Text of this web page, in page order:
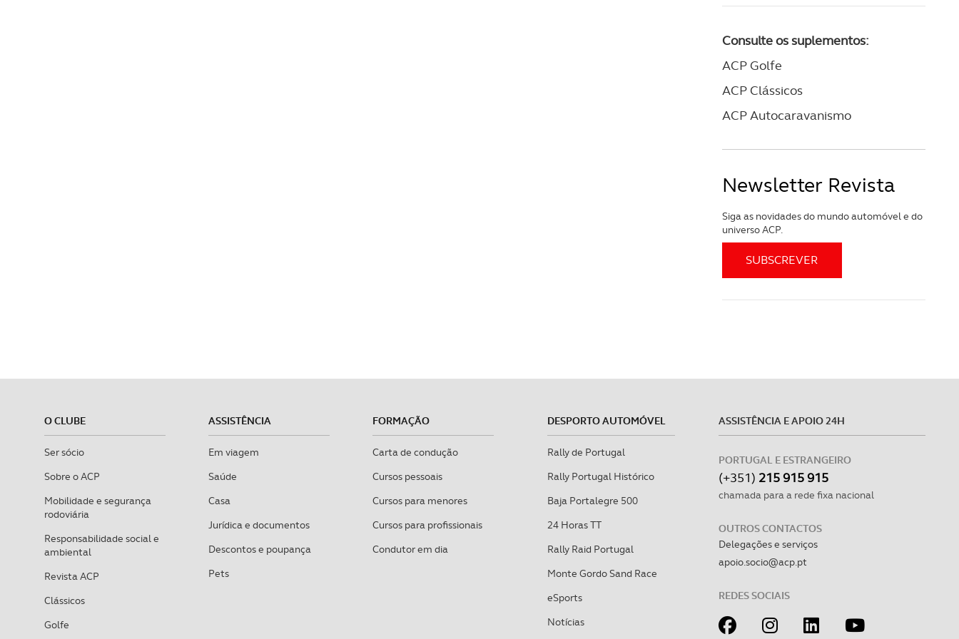
Consulte os suplementos:
ACP Golfe
ACP Clássicos
ACP Autocaravanismo
Newsletter Revista
Siga as novidades do mundo automóvel e do
universo ACP.
O CLUBE
Ser sócio
Sobre o ACP
Mobilidade e segurança
rodoviária
Responsabilidade social e
ambiental
Revista ACP
Clássicos
Golfe
ASSISTÊNCIA
Em viagem
Saúde
Casa
Jurídica e documentos
Descontos e poupança
Pets
FORMAÇÃO
Carta de condução
Cursos pessoais
Cursos para menores
Cursos para profissionais
Condutor em dia
DESPORTO AUTOMÓVEL
Rally de Portugal
Rally Portugal Histórico
Baja Portalegre 500
24 Horas TT
Rally Raid Portugal
Monte Gordo Sand Race
eSports
Notícias
ASSISTÊNCIA E APOIO 24H
PORTUGAL E ESTRANGEIRO
(+351) 215 915 915
chamada para a rede fixa nacional
OUTROS CONTACTOS
Delegações e serviços
apoio.socio@acp.pt
REDES SOCIAIS